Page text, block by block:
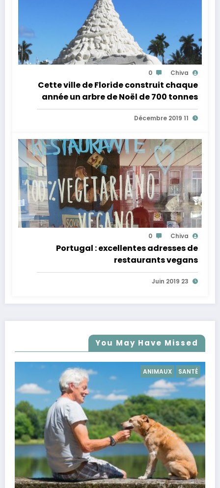
Chiva
0
Cette ville de Floride construit chaque
année un arbre de Noël de 700 tonnes
en sable
11 Décembre 2019
Chiva
0
Portugal : excellentes adresses de
restaurants vegans
23 Juin 2019
You May Have Missed
SANTÉ